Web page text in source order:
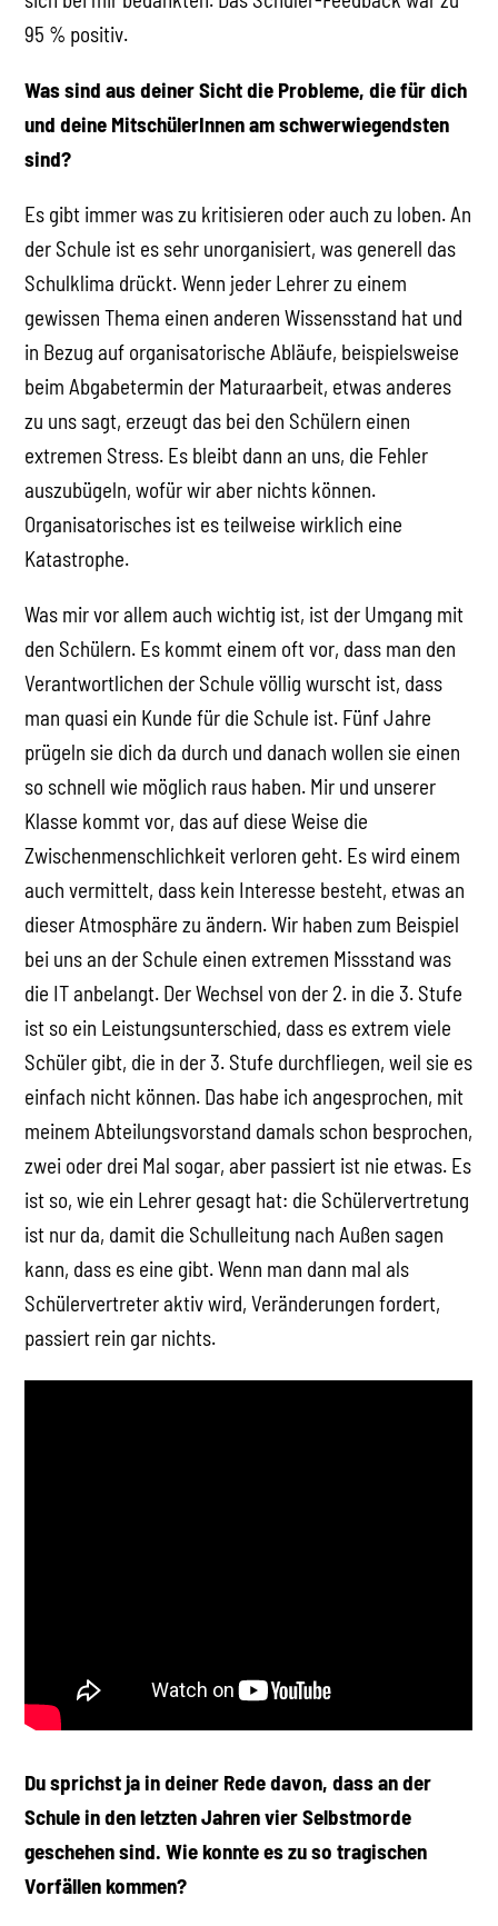
95 % positiv.
Was sind aus deiner Sicht die Probleme, die für dich
und deine MitschülerInnen am schwerwiegendsten
sind?
Es gibt immer was zu kritisieren oder auch zu loben. An
der Schule ist es sehr unorganisiert, was generell das
Schulklima drückt. Wenn jeder Lehrer zu einem
gewissen Thema einen anderen Wissensstand hat und
in Bezug auf organisatorische Abläufe, beispielsweise
beim Abgabetermin der Maturaarbeit, etwas anderes
zu uns sagt, erzeugt das bei den Schülern einen
extremen Stress. Es bleibt dann an uns, die Fehler
auszubügeln, wofür wir aber nichts können.
Organisatorisches ist es teilweise wirklich eine
Katastrophe.
Was mir vor allem auch wichtig ist, ist der Umgang mit
den Schülern. Es kommt einem oft vor, dass man den
Verantwortlichen der Schule völlig wurscht ist, dass
man quasi ein Kunde für die Schule ist. Fünf Jahre
prügeln sie dich da durch und danach wollen sie einen
so schnell wie möglich raus haben. Mir und unserer
Klasse kommt vor, das auf diese Weise die
Zwischenmenschlichkeit verloren geht. Es wird einem
auch vermittelt, dass kein Interesse besteht, etwas an
dieser Atmosphäre zu ändern. Wir haben zum Beispiel
bei uns an der Schule einen extremen Missstand was
die IT anbelangt. Der Wechsel von der 2. in die 3. Stufe
ist so ein Leistungsunterschied, dass es extrem viele
Schüler gibt, die in der 3. Stufe durchfliegen, weil sie es
einfach nicht können. Das habe ich angesprochen, mit
meinem Abteilungsvorstand damals schon besprochen,
zwei oder drei Mal sogar, aber passiert ist nie etwas. Es
ist so, wie ein Lehrer gesagt hat: die Schülervertretung
ist nur da, damit die Schulleitung nach Außen sagen
kann, dass es eine gibt. Wenn man dann mal als
Schülervertreter aktiv wird, Veränderungen fordert,
passiert rein gar nichts.
Du sprichst ja in deiner Rede davon, dass an der
Schule in den letzten Jahren vier Selbstmorde
geschehen sind. Wie konnte es zu so tragischen
Vorfällen kommen?